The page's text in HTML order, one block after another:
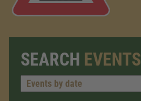
SEARCH EVENTS